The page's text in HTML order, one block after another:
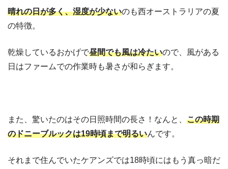
晴れの日が多く、湿度が少ないのも西オーストラリアの夏
の特徴。
乾燥しているおかげで昼間でも風は冷たいので、風がある
日はファームでの作業時も暑さが和らぎます。
また、驚いたのはその日照時間の長さ！なんと、 この時期
のドニーブルックは19時頃まで明るいんです。
それまで住んでいたケアンズでは18時頃にはもう真っ暗だ